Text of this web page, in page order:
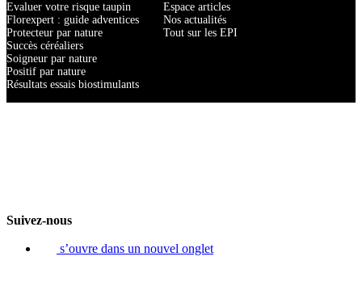
Evaluer votre risque taupin
Florexpert : guide adventices
Protecteur par nature
Succès céréaliers
Soigneur par nature
Positif par nature
Résultats essais biostimulants
Espace articles
Nos actualités
Tout sur les EPI
Suivez-nous
s’ouvre dans un nouvel onglet